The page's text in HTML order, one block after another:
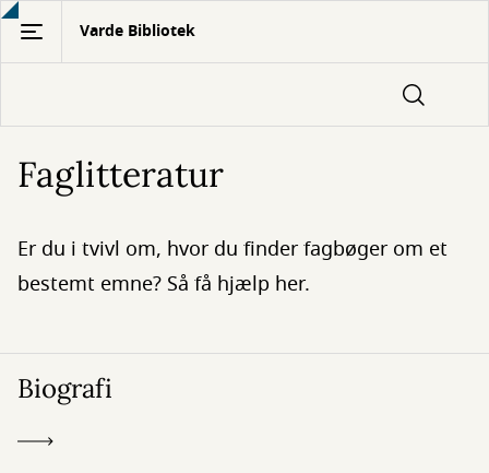
Gå
hovedindhold
Varde Bibliotek
Faglitteratur
Er du i tvivl om, hvor du finder fagbøger om et
bestemt emne? Så få hjælp her.
Biografi